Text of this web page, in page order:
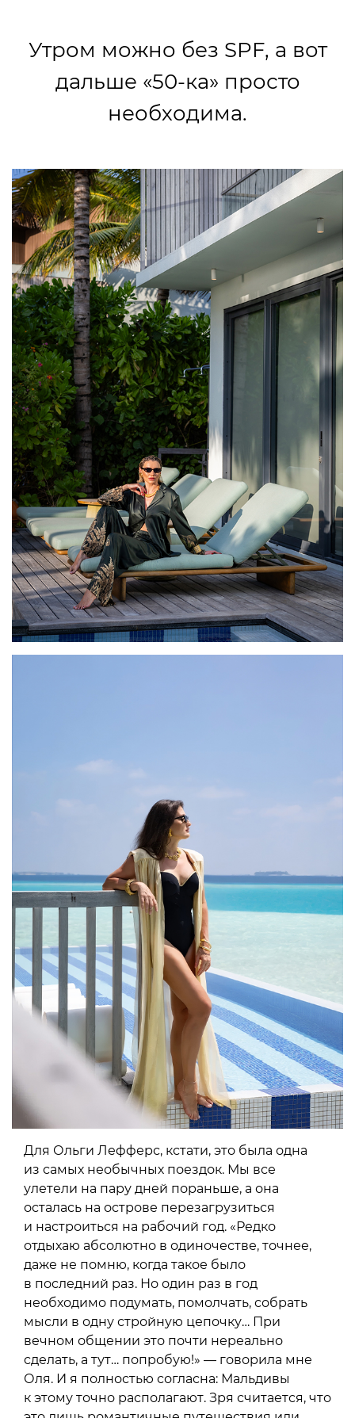
Утром можно без SPF, а вот
дальше «50-ка» просто
необходима.
Для Ольги Лефферс, кстати, это была одна
из самых необычных поездок. Мы все
улетели на пару дней пораньше, а она
осталась на острове перезагрузиться
и настроиться на рабочий год. «Редко
отдыхаю абсолютно в одиночестве, точнее,
даже не помню, когда такое было
в последний раз. Но один раз в год
необходимо подумать, помолчать, собрать
мысли в одну стройную цепочку… При
вечном общении это почти нереально
сделать, а тут… попробую!» — говорила мне
Оля. И я полностью согласна: Мальдивы
к этому точно располагают. Зря считается, что